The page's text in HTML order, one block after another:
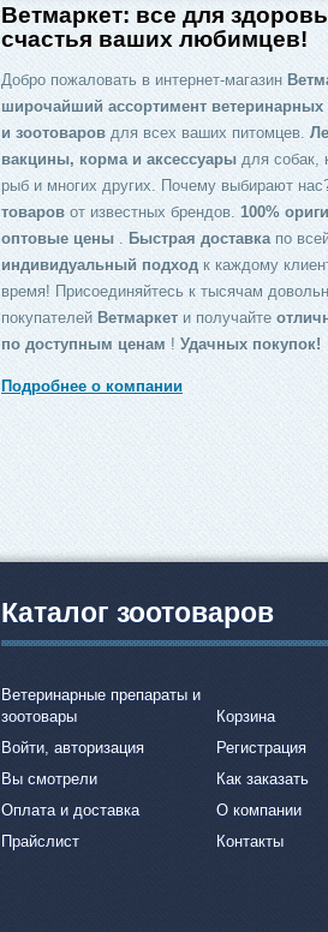
Ветмаркет: все для
счастья ваших любимцев!
Добро пожаловать в интернет-магазин
широчайший ассортимент ветеринарных
и зоотоваров для всех ваших питомцев.
вакцины, корма и аксессуары для собак,
рыб и многих других. Почему выбирают
товаров от известных брендов. 100%
оптовые цены
Быстрая доставка по
индивидуальный подход к каждому
время! Присоединяйтесь к тысячам
покупателей Ветмаркет и получайте
по доступным ценам ! Удачных покупок!
Подробнее о компании
Каталог зоотоваров
Ветеринарные препараты и
зоотовары
Корзина
Войти, авторизация
Регистрация
Вы смотрели
Как заказать
Оплата и доставка
О компании
Прайслист
Контакты